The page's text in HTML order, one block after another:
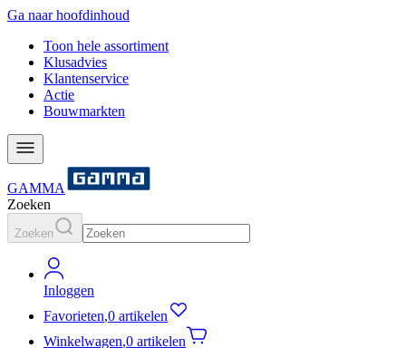
Ga naar hoofdinhoud
Toon hele assortiment
Klusadvies
Klantenservice
Actie
Bouwmarkten
GAMMA
Zoeken
Zoeken
Inloggen
Favorieten,0 artikelen
Winkelwagen,0 artikelen